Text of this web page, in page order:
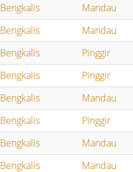
Bengkalis Mandau
Bengkalis Mandau
Bengkalis Pinggir
Bengkalis Pinggir
Bengkalis Mandau
Bengkalis Pinggir
Bengkalis Mandau
Bengkalis Mandau